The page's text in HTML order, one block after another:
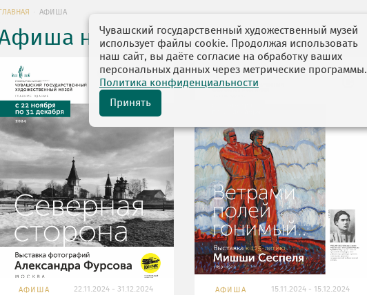
ГЛАВНАЯ АФИША
на месяц
22.11.2024 - 31.12.2024
АФИША 15.11.2024 - 15.12.2024
АФИША
Чувашский государственный художественный музей
использует файлы cookie. Продолжая использовать
наш сайт, вы даёте согласие на обработку ваших
персональных данных через метрические программы.
Политика конфиденциальности
Принять